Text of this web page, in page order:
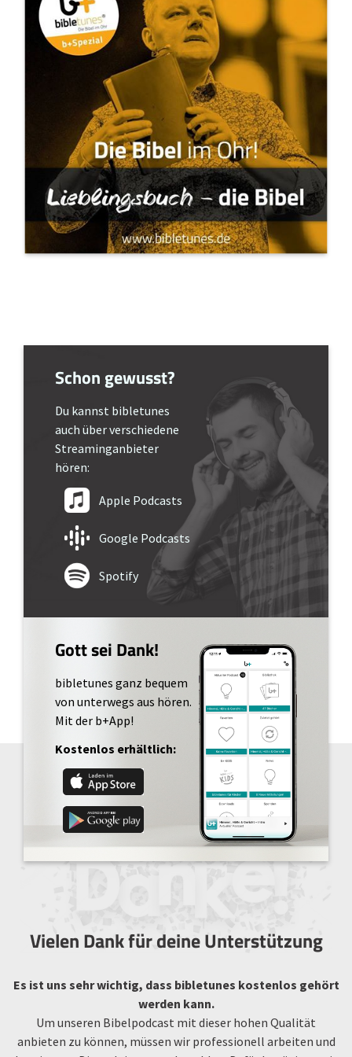
Schon gewusst?
Du kannst bibletunes
auch über verschiedene
Streaminganbieter
hören:
Apple Podcasts
Google Podcasts
Spotify
Gott sei Dank!
bibletunes ganz bequem
von unterwegs aus hören.
Mit der b+App!
Kostenlos erhältlich:
Vielen Dank für deine Unterstützung
Es ist uns sehr wichtig, dass bibletunes kostenlos gehört
werden kann.
Um unseren Bibelpodcast mit dieser hohen Qualität
anbieten zu können, müssen wir professionell arbeiten und